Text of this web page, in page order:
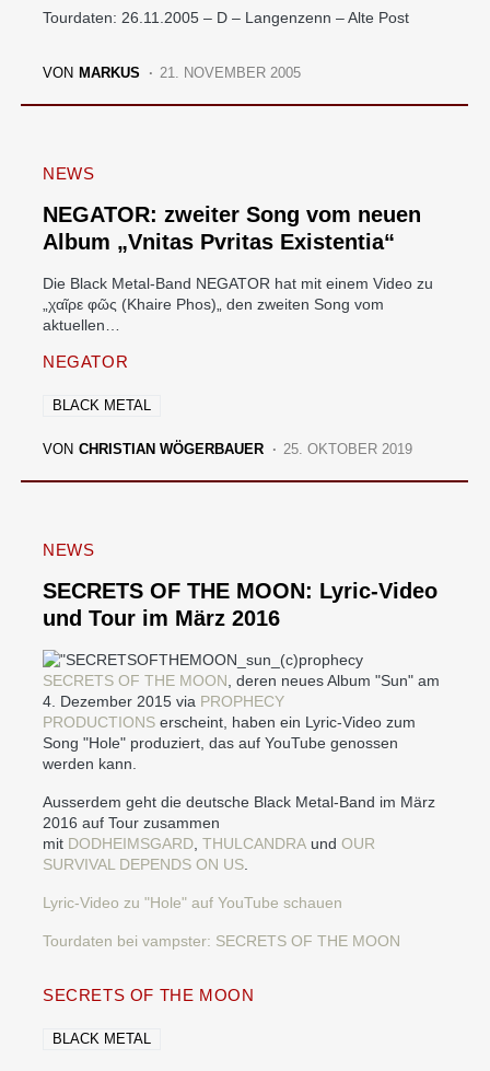
Tourdaten: 26.11.2005 – D – Langenzenn – Alte Post
VON MARKUS 21. NOVEMBER 2005
NEWS
NEGATOR: zweiter Song vom neuen
Album „Vnitas Pvritas Existentia“
Die Black Metal-Band NEGATOR hat mit einem Video zu
„χαῖρε φῶς (Khaire Phos)„ den zweiten Song vom
aktuellen…
NEGATOR
BLACK METAL
VON CHRISTIAN WÖGERBAUER 25. OKTOBER 2019
NEWS
SECRETS OF THE MOON: Lyric-Video
und Tour im März 2016
SECRETS OF THE MOON, deren neues Album "Sun" am
4. Dezember 2015 via PROPHECY
PRODUCTIONS erscheint, haben ein Lyric-Video zum
Song "Hole" produziert, das auf YouTube genossen
werden kann.
Ausserdem geht die deutsche Black Metal-Band im März
2016 auf Tour zusammen
mit DODHEIMSGARD, THULCANDRA und OUR
SURVIVAL DEPENDS ON US.
Lyric-Video zu "Hole" auf YouTube schauen
Tourdaten bei vampster: SECRETS OF THE MOON
SECRETS OF THE MOON
BLACK METAL